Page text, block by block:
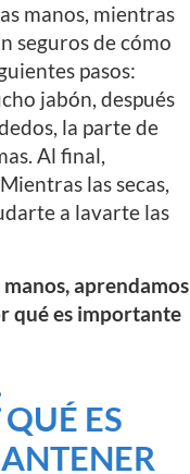
manos, mientras
seguros de cómo
pasos:
jabón, después
la parte de
Al final,
las secas,
a lavarte las
aprendamos
qué es importante
ES